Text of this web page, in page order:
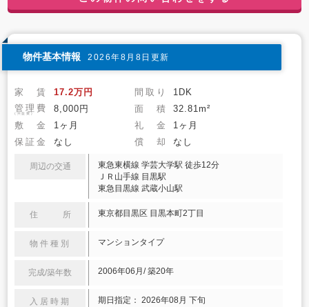
物件基本情報 2026年8月8日更新
家 賃 17.2万円 間取り
1DK
管理費
(共益費) 8,000円 面 積
32.81m²
敷 金
1ヶ月 礼 金
1ヶ月
保証金
なし 償 却 なし
周辺の交通
東急東横線 学芸大学駅 徒歩12分
ＪＲ山手線 目黒駅
東急目黒線 武蔵小山駅
住 所 東京都目黒区 目黒本町2丁目
物件種別 マンションタイプ
完成/築年数 2006年06月/ 築20年
入居時期 期日指定： 2026年08月 下旬